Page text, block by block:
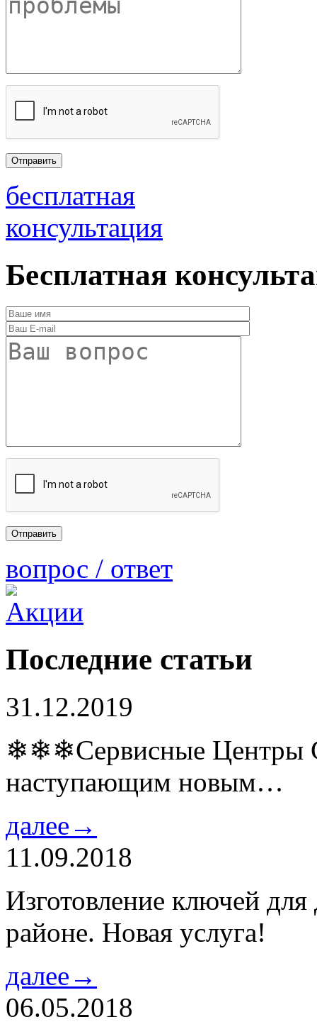
бесплатная
консультация
Бесплатная
вопрос / ответ
Последние статьи
31.12.2019
❄❄❄Сервисные Центры
наступающим новым…
далее→
11.09.2018
Изготовление ключей
районе. Новая услуга!
далее→
06.05.2018